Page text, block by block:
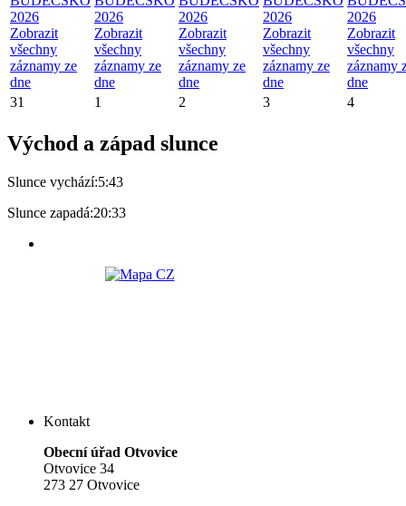
2026
Zobrazit
všechny
záznamy ze
dne
2026
Zobrazit
všechny
záznamy ze
dne
2026
Zobrazit
všechny
záznamy ze
dne
2026
Zobrazit
všechny
záznamy ze
dne
2026
Zobrazit
všechny
záznamy
dne
31
1 2 3 4
Východ a západ slunce
Slunce vychází:5:43
Slunce zapadá:20:33
Kontakt
Obecní úřad Otvovice
Otvovice 34
273 27 Otvovice